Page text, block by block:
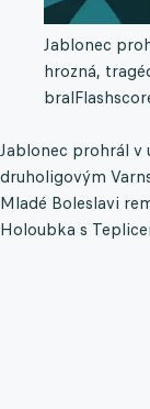
Jablonec
hrozná,
bral
Jablonec prohrál
druholigovým
Mladé Boleslavi
Holoubka s